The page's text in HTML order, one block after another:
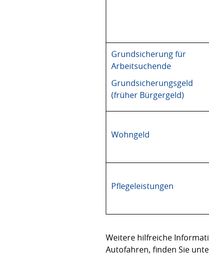
Grundsicherung für
Arbeitsuchende
Grundsicherungsgeld
(früher Bürgergeld)
Wohngeld
Pflegeleistungen
Weitere hilfreiche
Autofahren, finden Sie